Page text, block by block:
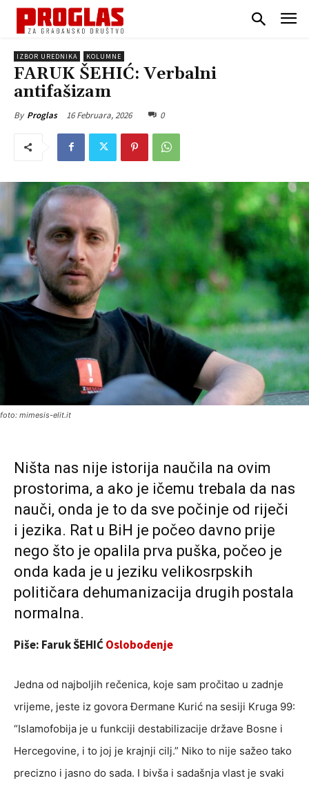
IZBOR UREDNIKA KOLUMNE
FARUK ŠEHIĆ: Verbalni
antifašizam
By Proglas 16 Februara, 2026 0
foto: mimesis-elit.it
Ništa nas nije istorija naučila na ovim
prostorima, a ako je ičemu trebala da nas
nauči, onda je to da sve počinje od riječi
i jezika. Rat u BiH je počeo davno prije
nego što je opalila prva puška, počeo je
onda kada je u jeziku velikosrpskih
političara dehumanizacija drugih postala
normalna.
Piše: Faruk ŠEHIĆOslobođenje
Jedna od najboljih rečenica, koje sam pročitao u zadnje
vrijeme, jeste iz govora Đermane Kurić na sesiji Kruga 99:
“Islamofobija je u funkciji destabilizacije države Bosne i
Hercegovine, i to joj je krajnji cilj.” Niko to nije sažeo tako
precizno i jasno do sada. I bivša i sadašnja vlast je svaki